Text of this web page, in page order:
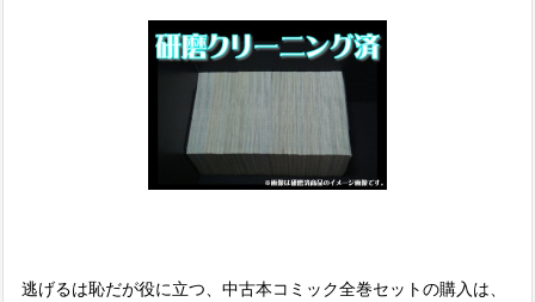
逃げるは恥だが役に立つ、中古本コミック全巻セットの購入は、